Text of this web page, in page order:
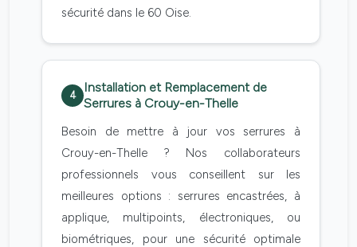
sécurité dans le 60 Oise.
4
Installation et Remplacement de
Serrures à Crouy-en-Thelle
Besoin de mettre à jour vos serrures à
Crouy-en-Thelle ? Nos collaborateurs
professionnels vous conseillent sur les
meilleures options : serrures encastrées, à
applique, multipoints, électroniques, ou
biométriques, pour une sécurité optimale